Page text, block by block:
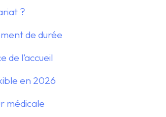
?
de durée
l’accueil
en 2026
médicale